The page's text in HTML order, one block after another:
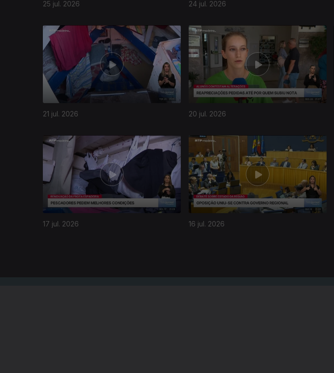
25 jul. 2026 24 jul. 2026
21 jul. 2026 20 jul. 2026
17 jul. 2026 16 jul. 2026
942766